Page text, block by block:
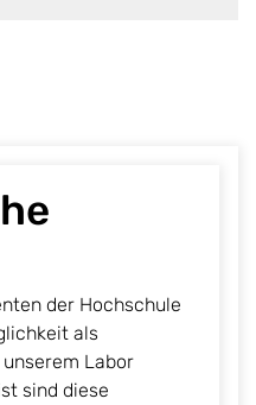
der Hochschule
als
Labor
sind diese